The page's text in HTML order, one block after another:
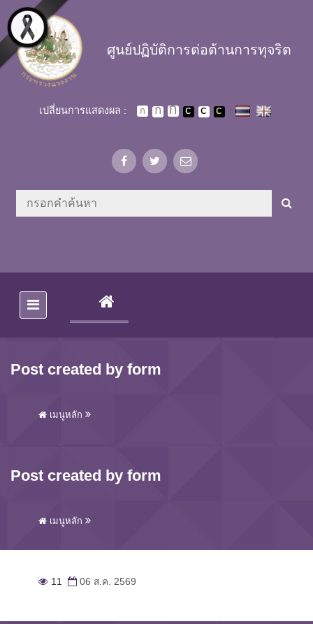
Skip to main content
ศูนย์ปฏิบัติการต่อต้านการทุจริต
เปลี่ยนการแสดงผล :
(CURRENT)
Post created by form
เมนูหลัก
Post created by form
เมนูหลัก
11 06 ส.ค. 2569